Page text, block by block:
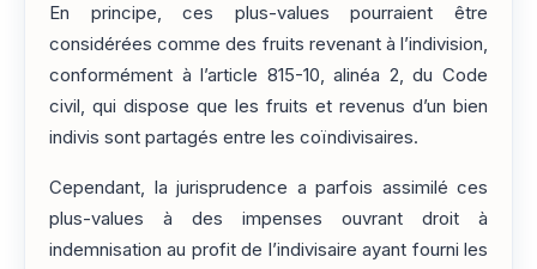
En principe, ces plus-values pourraient être
considérées comme des fruits revenant à l’indivision,
conformément à l’article 815-10, alinéa 2, du Code
civil, qui dispose que les fruits et revenus d’un bien
indivis sont partagés entre les coïndivisaires.
Cependant, la jurisprudence a parfois assimilé ces
plus-values à des impenses ouvrant droit à
indemnisation au profit de l’indivisaire ayant fourni les